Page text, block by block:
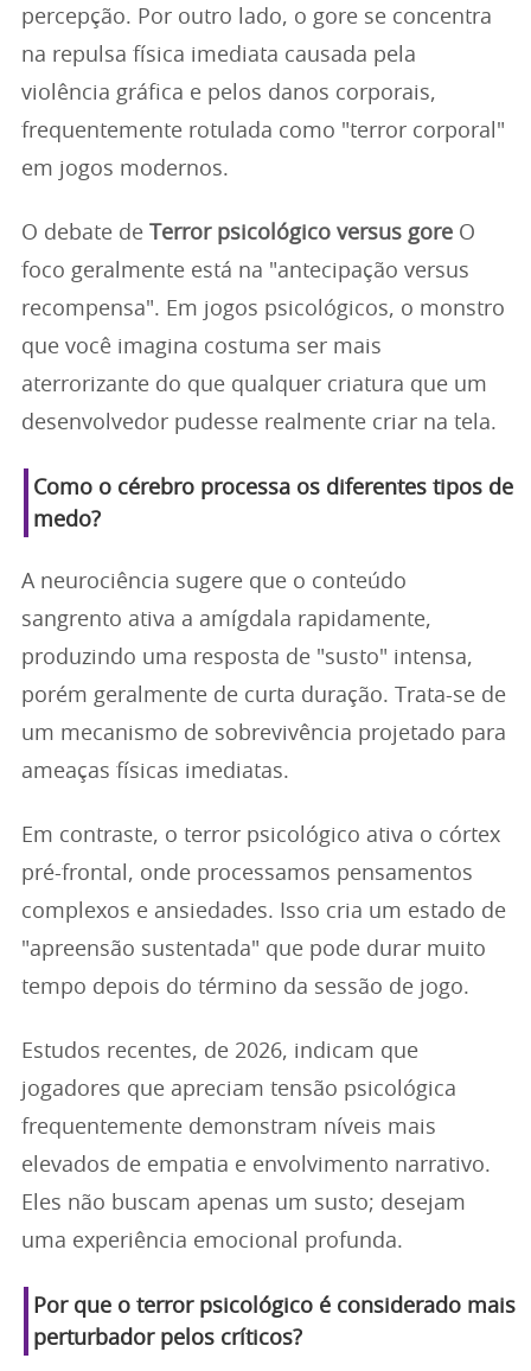
percepção. Por outro lado, o gore se concentra
na repulsa física imediata causada pela
violência gráfica e pelos danos corporais,
frequentemente rotulada como "terror corporal"
em jogos modernos.
O debate de Terror psicológico versus gore O
foco geralmente está na "antecipação versus
recompensa". Em jogos psicológicos, o monstro
que você imagina costuma ser mais
aterrorizante do que qualquer criatura que um
desenvolvedor pudesse realmente criar na tela.
Como o cérebro processa os diferentes tipos de
medo?
A neurociência sugere que o conteúdo
sangrento ativa a amígdala rapidamente,
produzindo uma resposta de "susto" intensa,
porém geralmente de curta duração. Trata-se de
um mecanismo de sobrevivência projetado para
ameaças físicas imediatas.
Em contraste, o terror psicológico ativa o córtex
pré-frontal, onde processamos pensamentos
complexos e ansiedades. Isso cria um estado de
"apreensão sustentada" que pode durar muito
tempo depois do término da sessão de jogo.
Estudos recentes, de 2026, indicam que
jogadores que apreciam tensão psicológica
frequentemente demonstram níveis mais
elevados de empatia e envolvimento narrativo.
Eles não buscam apenas um susto; desejam
uma experiência emocional profunda.
Por que o terror psicológico é considerado mais
perturbador pelos críticos?